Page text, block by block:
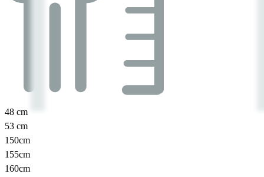
48 cm
53 cm
150cm
155cm
160cm